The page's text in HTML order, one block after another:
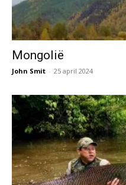
Mongolië
John Smit - 25 april 2024